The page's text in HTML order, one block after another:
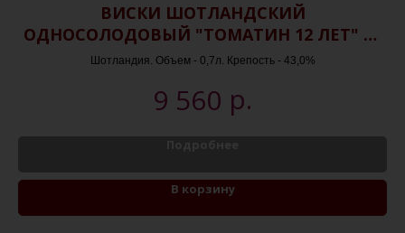
ВИСКИ ШОТЛАНДСКИЙ
ОДНОСОЛОДОВЫЙ "ТОМАТИН 12 ЛЕТ" П/
УП
Шотландия. Объем - 0,7л. Крепость - 43,0%
9 560 р.
В корзину